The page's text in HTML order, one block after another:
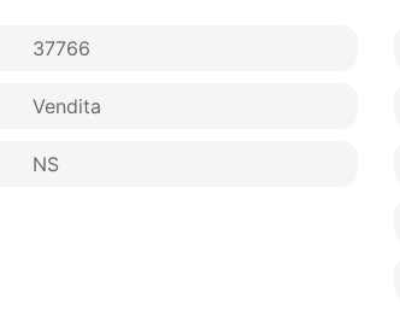
37766
Vendita
NS